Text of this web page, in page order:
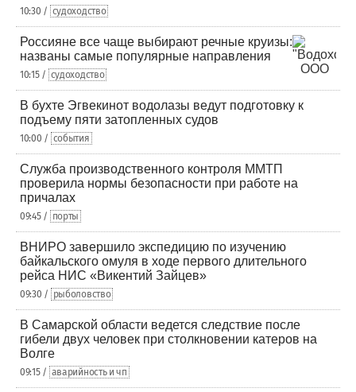
10:30 / судоходство
Россияне все чаще выбирают речные круизы:
названы самые популярные направления
10:15 / судоходство
В бухте Эгвекинот водолазы ведут подготовку к
подъему пяти затопленных судов
10:00 / события
Служба производственного контроля ММТП
проверила нормы безопасности при работе на
причалах
09:45 / порты
ВНИРО завершило экспедицию по изучению
байкальского омуля в ходе первого длительного
рейса НИС «Викентий Зайцев»
09:30 / рыболовство
В Самарской области ведется следствие после
гибели двух человек при столкновении катеров на
Волге
09:15 / аварийность и чп